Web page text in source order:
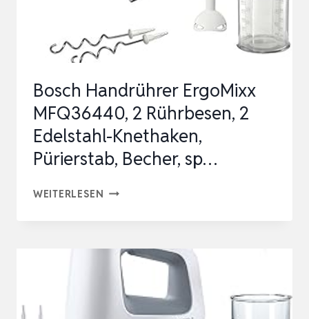
TURBO
,‎21.41
Bosch Handrührer ErgoMixx
MFQ36440, 2 Rührbesen, 2
Edelstahl-Knethaken,
Pürierstab, Becher, sp…
WEITERLESEN BOSCH
MFQ36440,
RÜHRBESEN,